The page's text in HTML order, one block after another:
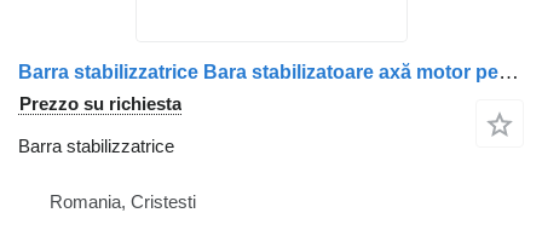
Barra stabilizzatrice Bara stabilizatoare axă motor per camion Volvo 20452332 21102276
Prezzo su richiesta
Barra stabilizzatrice
Romania, Cristesti